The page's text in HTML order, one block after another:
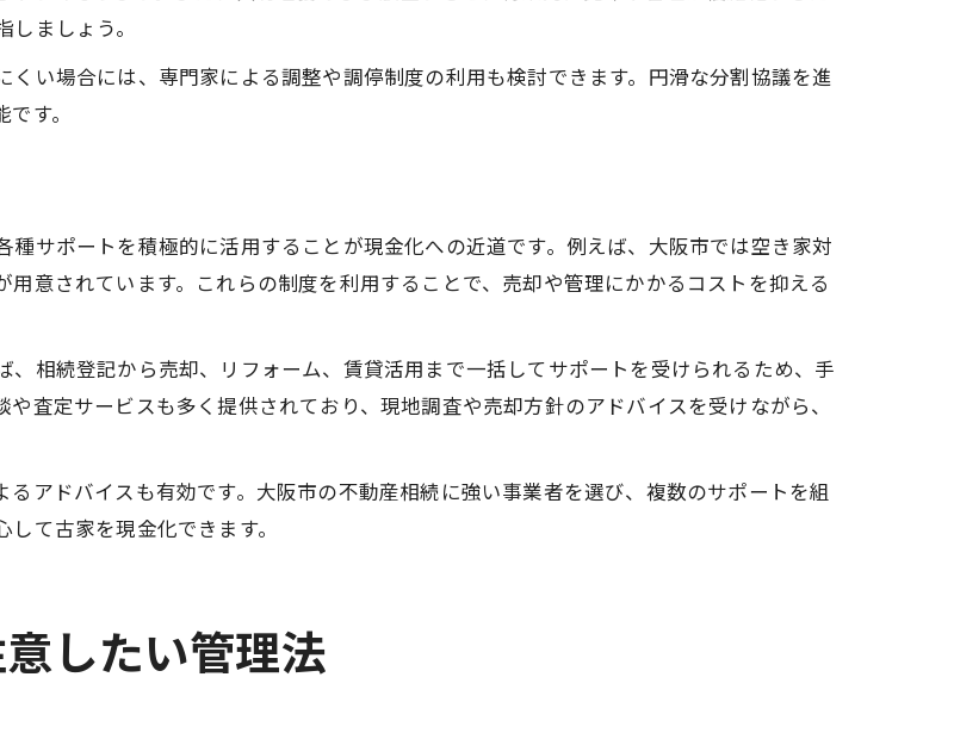
ましょう。
い場合には、専門家による調整や調停制度の利用も検討できます。円滑な分割協議を進
す。
サポートを積極的に活用することが現金化への近道です。例えば、大阪市では空き家対
意されています。これらの制度を利用することで、売却や管理にかかるコストを抑える
相続登記から売却、リフォーム、賃貸活用まで一括してサポートを受けられるため、手
査定サービスも多く提供されており、現地調査や売却方針のアドバイスを受けながら、
アドバイスも有効です。大阪市の不動産相続に強い事業者を選び、複数のサポートを組
て古家を現金化できます。
意したい管理法